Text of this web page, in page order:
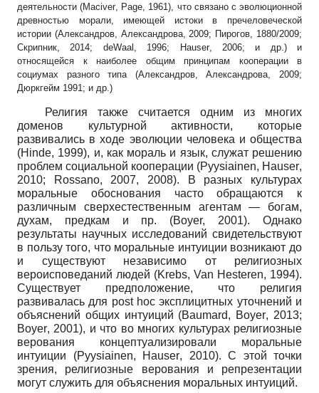
деятельности(Maciver, Page, 1961), что связано с эволюционной
древностью морали, имеющей истоки в пречеловеческой
истории (Александров, Александрова, 2009; Пирогов, 1880/2009;
Скрипник, 2014; deWaal , 1996; Hauser, 2006; и др.) и
относящейся к наиболее общим принципам кооперации в
социумах разного типа (Александров, Александрова, 2009;
Дюркгейм 1991; и др.)
Религия также считается одним из многих
доменов культурной активности, которые
развивались в ходе эволюции человека и общества
(Hinde, 1999), и, как мораль и язык, служат решению
проблем социальной кооперации (Pyysiainen, Hauser,
2010;
Rossano, 2007, 2008). В разных культурах
моральные обоснования часто обращаются к
различным сверхестественным агентам — богам,
духам, предкам и пр. (Boyer, 2001). Однако
результаты научных исследований свидетельствуют
в пользу того, что моральные интуиции возникают до
и существуют независимо от религиозных
вероисповеданий людей (Krebs, Van Hesteren, 1994).
Существует предположение, что религия
развивалась для post hoc экспли­цитных уточнений и
объяснений общих интуиций (Baumard, Boyer, 2013;
Boyer, 2001), и что во многих культурах религиозные
верования концептуализировали моральные
интуиции (Pyysiainen, Hauser, 2010). С этой точки
зрения, религиозные верования и репрезентации
могут служить для объяснения моральных интуиций.